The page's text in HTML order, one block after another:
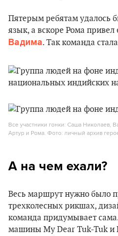
Пятерым ребятам удалось
язык, а вскоре Рома привел
Вадима. Так команда
Все участники гонки: Саша Николаев,
Артур и Рома. Фото: личный архив
А на чем ехали?
Весь маршрут нужно было
трехколесных рикшах,
команда придумывает
машины My Dear Tuk-Tuk и